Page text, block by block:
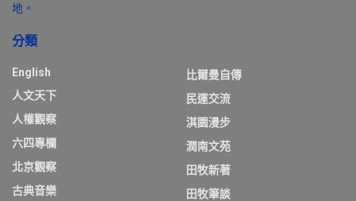
地。
分類
English
人文天下
人權觀察
六四專欄
北京觀察
古典音樂
比爾曼自傳
民運交流
淇園漫步
潤南文苑
田牧新著
田牧筆談